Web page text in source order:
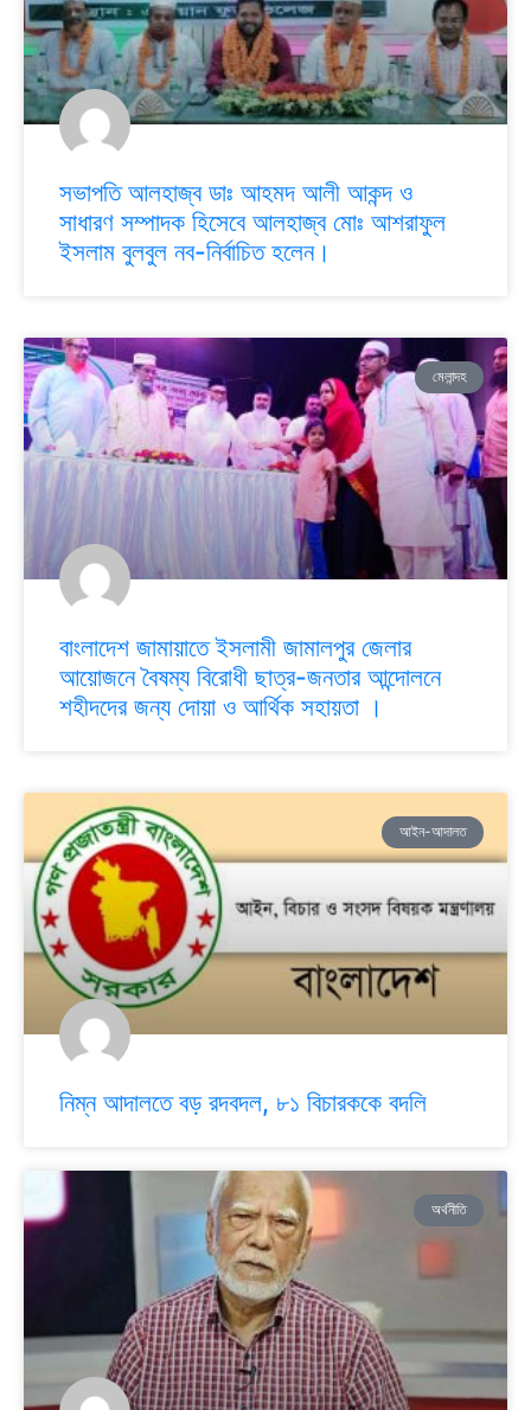
সভাপতি আলহাজ্ব ডাঃ আহমদ আলী আকন্দ ও
সাধারণ সম্পাদক হিসেবে আলহাজ্ব মোঃ আশরাফুল
ইসলাম বুলবুল নব-নির্বাচিত হলেন।
মেলান্দহ
বাংলাদেশ জামায়াতে ইসলামী জামালপুর জেলার
আয়োজনে বৈষম্য বিরোধী ছাত্র-জনতার আন্দোলনে
শহীদদের জন্য দোয়া ও আর্থিক সহায়তা ।
আইন-আদালত
নিম্ন আদালতে বড় রদবদল, ৮১ বিচারককে বদলি
অর্থনীতি